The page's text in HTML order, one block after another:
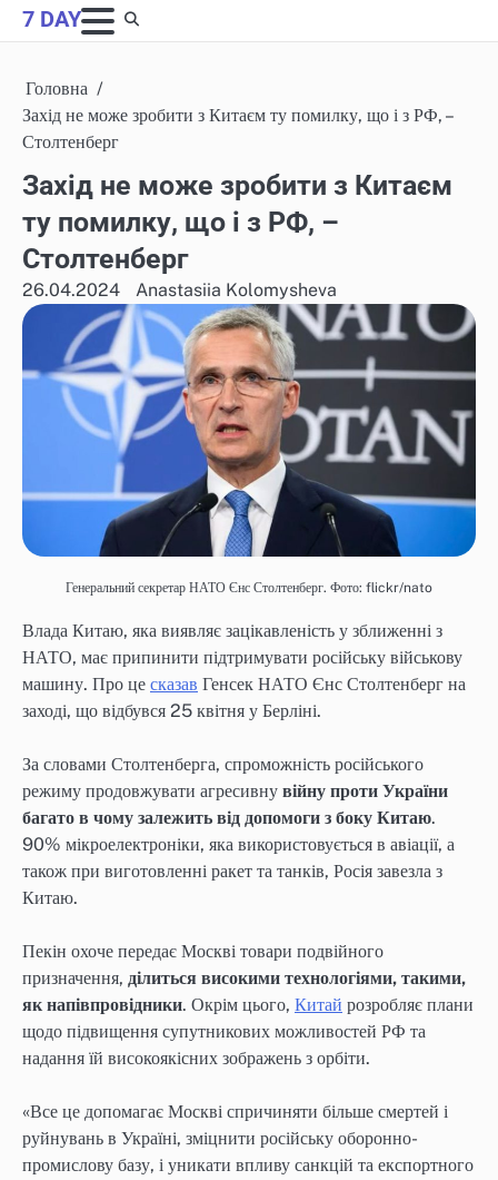
Skip
to
7 DAY
Головна
Захід не може зробити з Китаєм ту помилку, що і з РФ, –
Столтенберг
Захід не може зробити з Китаєм
ту помилку, що і з РФ, –
Столтенберг
26.04.2024 Anastasiia Kolomysheva
Генеральний секретар НАТО Єнс Столтенберг. Фото: flickr/nato
Влада Китаю, яка виявляє зацікавленість у зближенні з
НАТО, має припинити підтримувати російську військову
машину. Про це сказав Генсек НАТО Єнс Столтенберг на
заході, що відбувся 25 квітня у Берліні.
За словами Столтенберга, спроможність російського
режиму продовжувати агресивну війну проти України
багато в чому залежить від допомоги з боку Китаю.
90% мікроелектроніки, яка використовується в авіації, а
також при виготовленні ракет та танків, Росія завезла з
Китаю.
Пекін охоче передає Москві товари подвійного
призначення, ділиться високими технологіями, такими,
як напівпровідники. Окрім цього, Китай розробляє плани
щодо підвищення супутникових можливостей РФ та
надання їй високоякісних зображень з орбіти.
«Все це допомагає Москві спричиняти більше смертей і
руйнувань в Україні, зміцнити російську оборонно-
промислову базу, і уникати впливу санкцій та експортного